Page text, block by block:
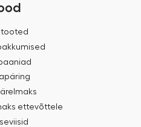
tooted
ettevõttele